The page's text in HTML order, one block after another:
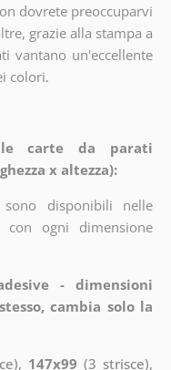
dovrete preoccuparvi
grazie alla stampa a
vantano un'eccellente
colori.
le carte da parati
x altezza):
disponibili nelle
con ogni dimensione
- dimensioni
cambia solo la
147x99 (3 strisce),